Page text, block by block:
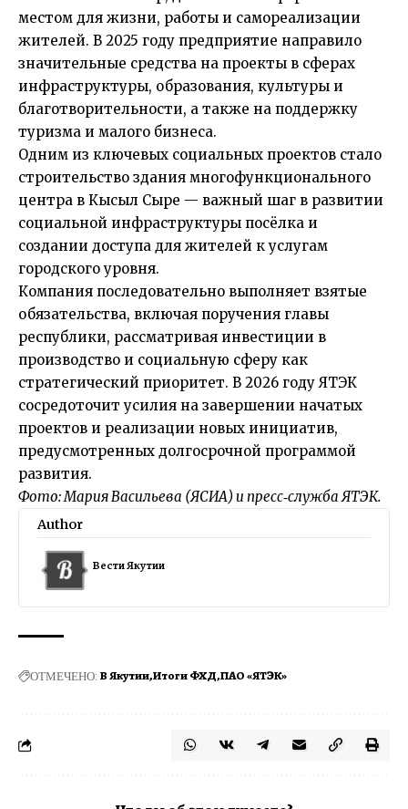
местом для жизни, работы и самореализации
жителей. В 2025 году предприятие направило
значительные средства на проекты в сферах
инфраструктуры, образования, культуры и
благотворительности, а также на поддержку
туризма и малого бизнеса.
Одним из ключевых социальных проектов стало
строительство здания многофункционального
центра в Кысыл Сыре — важный шаг в развитии
социальной инфраструктуры посёлка и
создании доступа для жителей к услугам
городского уровня.
Компания последовательно выполняет взятые
обязательства, включая поручения главы
республики, рассматривая инвестиции в
производство и социальную сферу как
стратегический приоритет. В 2026 году ЯТЭК
сосредоточит усилия на завершении начатых
проектов и реализации новых инициатив,
предусмотренных долгосрочной программой
развития.
Фото: Мария Васильева (ЯСИА) и пресс‑служба ЯТЭК.
Author
Вести Якутии
ОТМЕЧЕНО: В Якутии Итоги ФХД ПАО «ЯТЭК»